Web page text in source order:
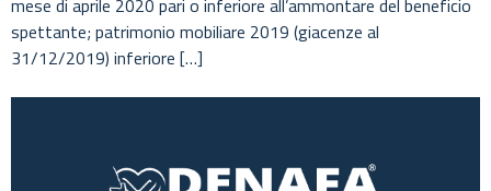
mese di aprile 2020 pari o inferiore all’ammontare del beneficio
spettante; patrimonio mobiliare 2019 (giacenze al
31/12/2019) inferiore […]